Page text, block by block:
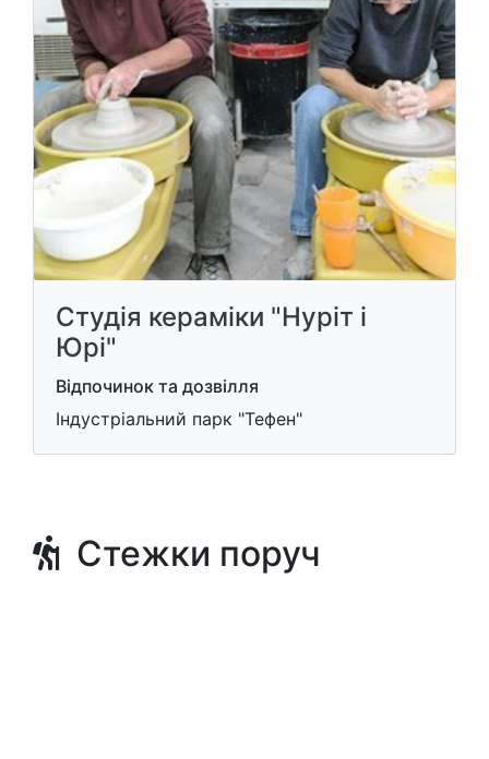
Студія кераміки "Нуріт і
Юрі"
Відпочинок та дозвілля
Індустріальний парк "Тефен"
Стежки поруч